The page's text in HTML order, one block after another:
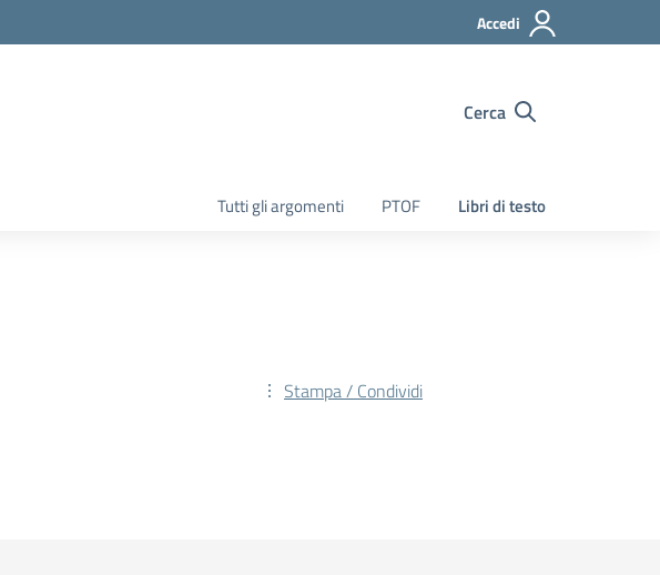
Accedi
Cerca
Tutti gli argomenti PTOF Libri di testo
Stampa / Condividi